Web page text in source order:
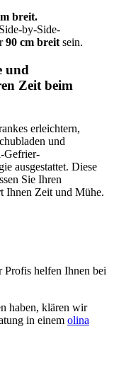
breit.
by-Side-
90 cm breit sein.
und
Zeit beim
erleichtern,
und
Gefrier-
ausgestattet. Diese
Sie Ihren
Ihnen Zeit und Mühe.
Profis helfen Ihnen bei
haben, klären wir
in einem olina